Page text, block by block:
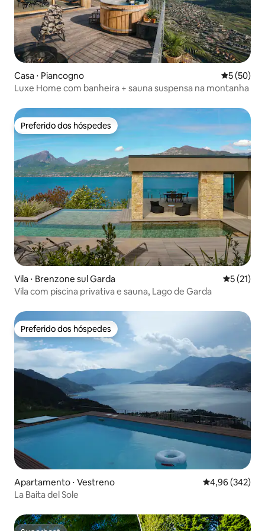
Casa ⋅ Piancogno 5 de uma
5 (50)
Luxe Home com banheira + sauna suspensa na montanha
Preferido dos hóspedes
Preferido dos hóspedes
Vila ⋅ Brenzone sul Garda 5 de uma
5 (21)
Vila com piscina privativa e sauna, Lago de Garda
Preferido dos hóspedes
Preferido dos hóspedes
Apartamento ⋅ Vestreno 4,96 de uma
4,96 (342)
La Baita del Sole